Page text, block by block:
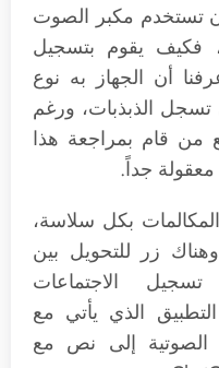
تستخدم مكبر الصوت
فكيف يقوم بتسجيل
أن الجهاز به نوع
الذبذبات، ورغم
من قام بمراجعة هذا
جداً.
بكل سلاسة،
زر للتحويل بين
الاجتماعات
الذي يأتي مع
الصوتية إلى نص مع